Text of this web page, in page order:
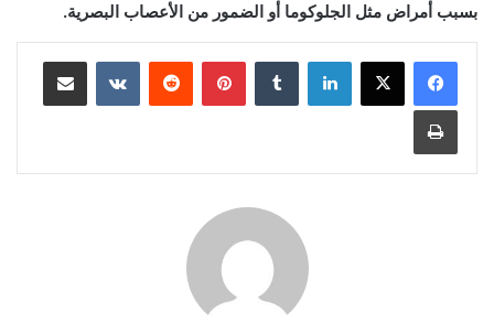
بسبب أمراض مثل الجلوكوما أو الضمور من الأعصاب البصرية.
لينكدإن بينتيريست مشاركة عبر البريد
طباعة